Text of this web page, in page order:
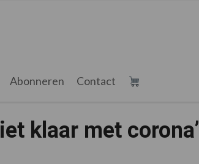
Abonneren Contact
klaar met corona’